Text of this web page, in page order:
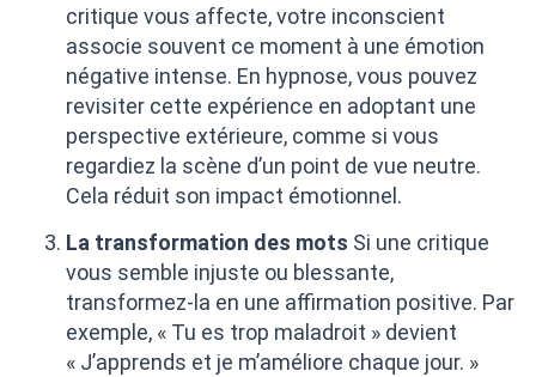
critique vous affecte, votre inconscient
associe souvent ce moment à une émotion
négative intense. En hypnose, vous pouvez
revisiter cette expérience en adoptant une
perspective extérieure, comme si vous
regardiez la scène d’un point de vue neutre.
Cela réduit son impact émotionnel.
La transformation des mots Si une critique
vous semble injuste ou blessante,
transformez-la en une affirmation positive. Par
exemple, « Tu es trop maladroit » devient
« J’apprends et je m’améliore chaque jour. »